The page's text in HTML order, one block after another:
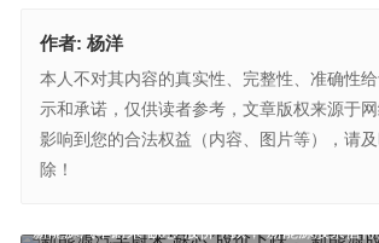
作者: 杨洋
本人不对其内容的真实性、完整性、准确性
示和承诺，仅供读者参考，文章版权来源于
影响到您的合法权益（内容、图片等），请
除！
新能源汽车蔚来“缺芯”股价下跌， 新能源股票值